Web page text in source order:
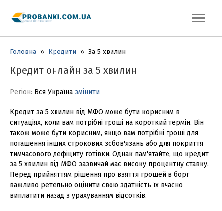
Головна » Кредити » За 5 хвилин
Кредит онлайн за 5 хвилин
Регіон: Вся Україна змінити
Кредит за 5 хвилин від МФО може бути корисним в
ситуаціях, коли вам потрібні гроші на короткий термін. Він
також може бути корисним, якщо вам потрібні гроші для
погашення інших строкових зобов'язань або для покриття
тимчасового дефіциту готівки. Однак пам'ятайте, що кредит
за 5 хвилин від МФО зазвичай має високу процентну ставку.
Перед прийняттям рішення про взяття грошей в борг
важливо ретельно оцінити свою здатність їх вчасно
виплатити назад з урахуванням відсотків.